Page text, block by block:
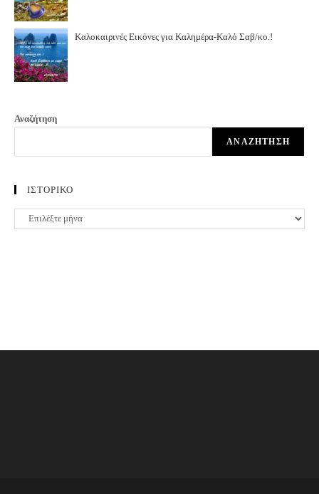
Καλοκαιρινές Εικόνες για Καλημέρα-Καλό Σαβ/κο.!
Αναζήτηση
ΑΝΑΖΉΤΗΣΗ
ΙΣΤΟΡΙΚΟ
ΙΣΤΟΡΙΚΟ